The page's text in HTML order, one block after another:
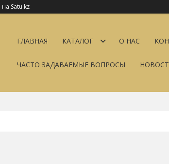
на Satu.kz
ГЛАВНАЯ КАТАЛОГ О НАС
ЧАСТО ЗАДАВАЕМЫЕ ВОПРОСЫ